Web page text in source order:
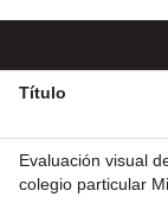
Título
Evaluación visual
colegio particular